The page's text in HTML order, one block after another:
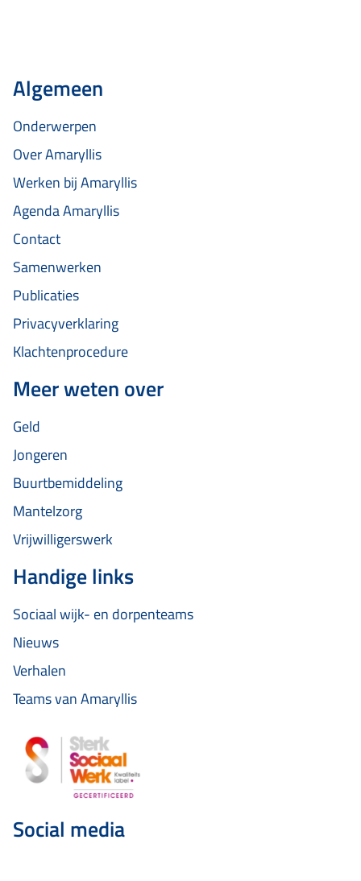
Algemeen
Onderwerpen
Over Amaryllis
Werken bij Amaryllis
Agenda Amaryllis
Contact
Samenwerken
Publicaties
Privacyverklaring
Klachtenprocedure
Meer weten over
Geld
Jongeren
Buurtbemiddeling
Mantelzorg
Vrijwilligerswerk
Handige links
Sociaal wijk- en dorpenteams
Nieuws
Verhalen
Teams van Amaryllis
Social media